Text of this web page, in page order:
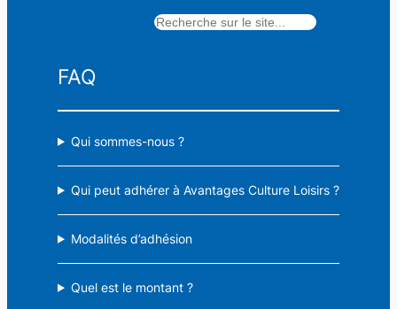
FAQ
Qui sommes-nous ?
Qui peut adhérer à Avantages Culture Loisirs ?
Modalités d’adhésion
Quel est le montant ?